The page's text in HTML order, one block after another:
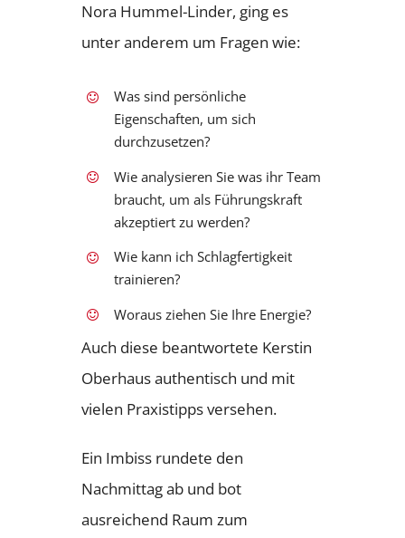
Nora Hummel-Linder, ging es
unter anderem um Fragen wie:
Was sind persönliche
Eigenschaften, um sich
durchzusetzen?
Wie analysieren Sie was ihr Team
braucht, um als Führungskraft
akzeptiert zu werden?
Wie kann ich Schlagfertigkeit
trainieren?
Woraus ziehen Sie Ihre Energie?
Auch diese beantwortete Kerstin
Oberhaus authentisch und mit
vielen Praxistipps versehen.
Ein Imbiss rundete den
Nachmittag ab und bot
ausreichend Raum zum